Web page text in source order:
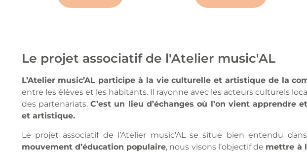
Le projet associatif de l'Atelier music'AL
L’Atelier music’AL participe à la vie culturelle et artistique de la
entre les élèves et les habitants. Il rayonne avec les acteurs culturels
des partenariats.C’est un lieu d’échanges où l’on vient
et artistique.
Le projet associatif de l’Atelier music’AL se situe bien entendu
mouvement d’éducation populaire, nous visons l’objectif de mettre à